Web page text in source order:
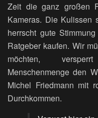
Zeit die ganz großen
Kameras. Die Kulissen
herrscht gute
Ratgeber kaufen. Wir
möchten,
Menschenmenge den
Michel Friedmann mit
Durchkommen.